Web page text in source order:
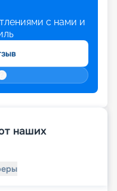
с нами и
наших